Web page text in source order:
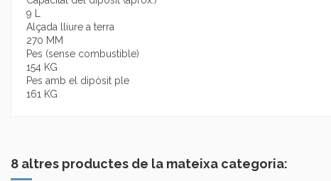
9 L
Alçada lliure a terra
270 MM
Pes (sense combustible)
154 KG
Pes amb el dipòsit ple
161 KG
8 altres productes de la mateixa categoria: